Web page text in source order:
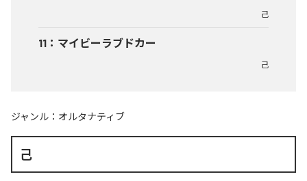
己
11 ： マイビーラブドカー
己
ジャンル： オルタナティブ
己